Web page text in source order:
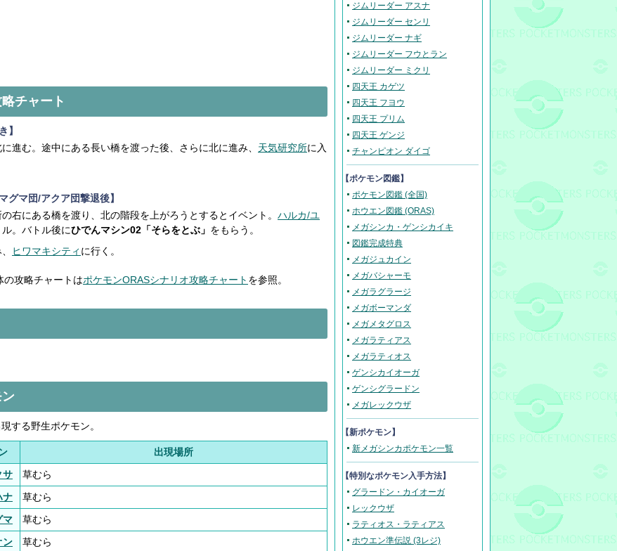
チャート
】
進む。途中にある長い橋を渡った後、さらに北に進み、 天気研究所に入
グマ団/アクア団撃退後】
右にある橋を渡り、北の階段を上がろうとするとイベント。 ハルカ/ユ
ル。バトル後にひでんマシン02「そらをとぶ」 をもらう。
ヒワマキシティ に行く。
攻略チャートはポケモンORASシナリオ攻略チャート を参照。
する野生ポケモン。
出現場所
サ
草むら
ナ
草むら
マ
草むら
ン
草むら
ジムリーダー アスナ
ジムリーダー センリ
ジムリーダー ナギ
ジムリーダー フウとラン
ジムリーダー ミクリ
四天王 カゲツ
四天王 フヨウ
四天王 プリム
四天王 ゲンジ
チャンピオン ダイゴ
【ポケモン図鑑】
ポケモン図鑑 (全国)
ホウエン図鑑 (ORAS)
メガシンカ・ゲンシカイキ
図鑑完成特典
メガジュカイン
メガバシャーモ
メガラグラージ
メガボーマンダ
メガメタグロス
メガラティアス
メガラティオス
ゲンシカイオーガ
ゲンシグラードン
メガレックウザ
【新ポケモン】
新メガシンカポケモン一覧
【特別なポケモン入手方法】
グラードン・カイオーガ
レックウザ
ラティオス・ラティアス
ホウエン準伝説 (3レジ)